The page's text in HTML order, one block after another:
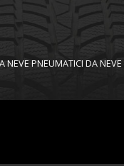
PNEUMATICI DA